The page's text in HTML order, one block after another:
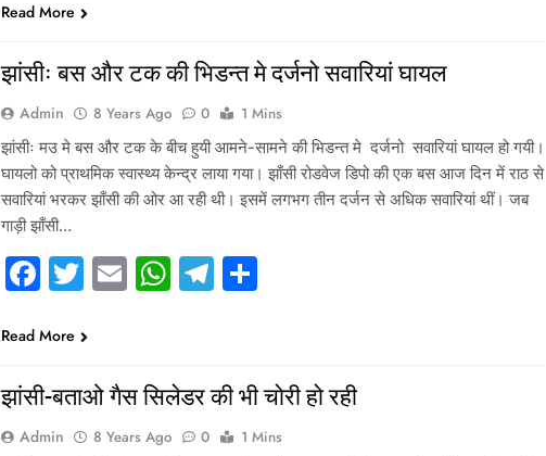
Read More
झांसीः बस और टक की भिडन्त मे दर्जनो सवारियां घायल
Admin 8 Years Ago 0
1 Mins
झांसीः मउ मे बस और टक के बीच हुयी आमने-सामने की भिडन्त मे दर्जनो सवारियां घायल हो गयी।
घायलो को प्राथमिक स्वास्थ्य केन्द्र लाया गया। झाँसी रोडवेज डिपो की एक बस आज दिन में राठ से
सवारियां भरकर झाँसी की ओर आ रही थी। इसमें लगभग तीन दर्जन से अधिक सवारियां थीं। जब
गाड़ी झाँसी…
Facebook
Twitter
EmailWhatsApp
Telegram
Read More
झांसी-बताओ गैस सिलेडर की भी चोरी हो रही
Admin 8 Years Ago 0
1 Mins